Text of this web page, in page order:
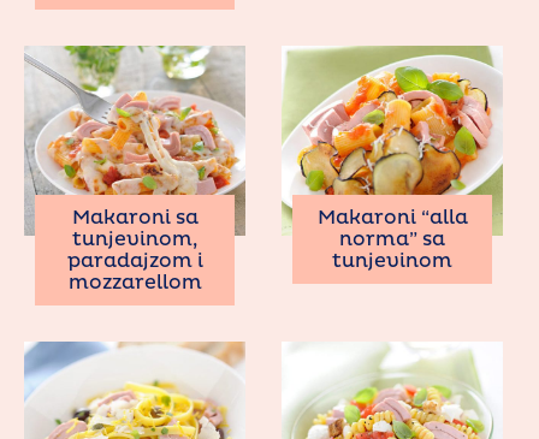
Makaroni sa
tunjevinom,
paradajzom i
mozzarellom
Makaroni “alla
norma” sa
tunjevinom